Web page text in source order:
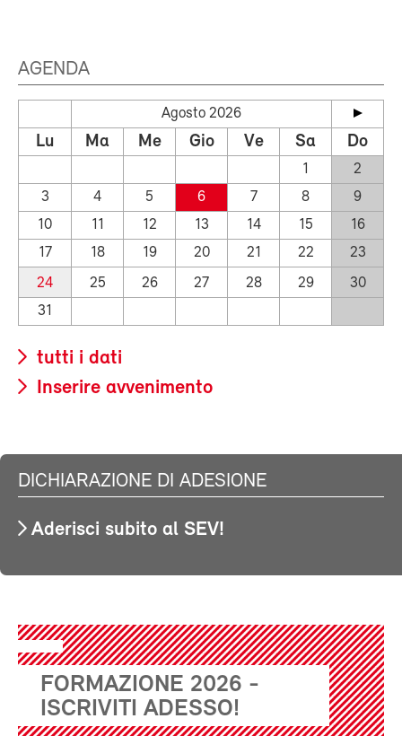
AGENDA
Agosto 2026
Lu Ma Me Gio Ve Sa Do
1
2
3
4 5 6 7 8
9
10
11 12 13 14 15
16
17
18 19 20 21 22
23
24
25 26 27 28 29
30
31
tutti i dati
Inserire avvenimento
DICHIARAZIONE DI ADESIONE
Aderisci subito al SEV!
FORMAZIONE 2026 -
ISCRIVITI ADESSO!